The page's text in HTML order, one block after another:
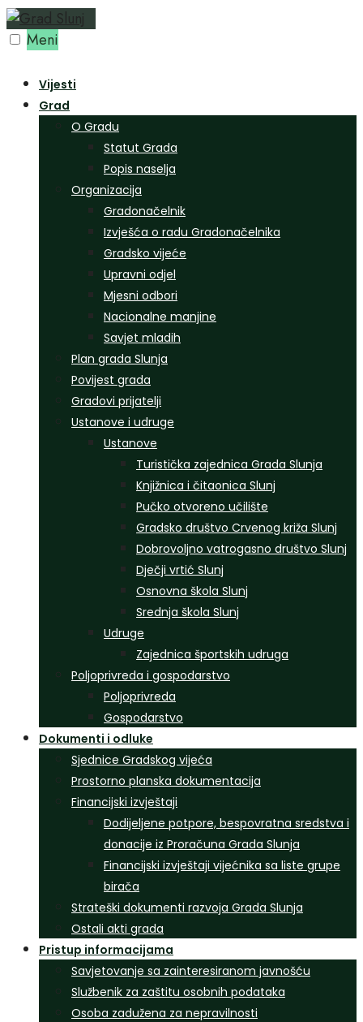
Preskoči
na Meni
Vijesti
Grad
O Gradu
Statut Grada
Popis naselja
Organizacija
Gradonačelnik
Izvješća o radu Gradonačelnika
Gradsko vijeće
Upravni odjel
Mjesni odbori
Nacionalne manjine
Savjet mladih
Plan grada Slunja
Povijest grada
Gradovi prijatelji
Ustanove i udruge
Ustanove
Turistička zajednica Grada Slunja
Knjižnica i čitaonica Slunj
Pučko otvoreno učilište
Gradsko društvo Crvenog križa Slunj
Dobrovoljno vatrogasno društvo Slunj
Dječji vrtić Slunj
Osnovna škola Slunj
Srednja škola Slunj
Udruge
Zajednica športskih udruga
Poljoprivreda i gospodarstvo
Poljoprivreda
Gospodarstvo
Dokumenti i odluke
Sjednice Gradskog vijeća
Prostorno planska dokumentacija
Financijski izvještaji
Dodijeljene potpore, bespovratna sredstva i
donacije iz Proračuna Grada Slunja
Financijski izvještaji vijećnika sa liste grupe
birača
Strateški dokumenti razvoja Grada Slunja
Ostali akti grada
Pristup informacijama
Savjetovanje sa zainteresiranom javnošću
Službenik za zaštitu osobnih podataka
Osoba zadužena za nepravilnosti